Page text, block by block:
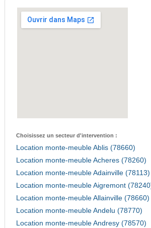
Choisissez un secteur d'intervention :
Location monte-meuble Ablis (78660)
Location monte-meuble Acheres (78260)
Location monte-meuble Adainville (78113)
Location monte-meuble Aigremont
Location monte-meuble Allainville (78660)
Location monte-meuble Andelu (78770)
Location monte-meuble Andresy (78570)